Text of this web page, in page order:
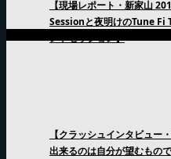
【現場レポート・新家山
Sessionと夜明けのTune Fi
ンドセッション】
【クラッシュインタビュ
出来るのは自分が望むもの